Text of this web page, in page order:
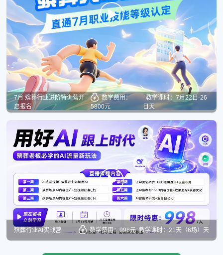
7月 殡葬行业进阶特训营开
启报名
数学费用：
5800元
教学课时：7月22日-26
日天
殡葬行业AI实战营 数学费用：998元 教学课时：21天（6场）天